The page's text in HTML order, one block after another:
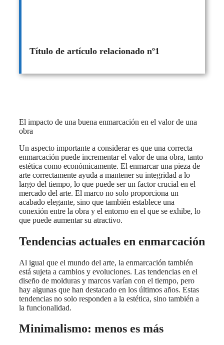
Título de artículo relacionado nº1
El impacto de una buena enmarcación en el valor de una
obra
Un aspecto importante a considerar es que una correcta
enmarcación puede incrementar el valor de una obra, tanto
estética como económicamente. El enmarcar una pieza de
arte correctamente ayuda a mantener su integridad a lo
largo del tiempo, lo que puede ser un factor crucial en el
mercado del arte. El marco no solo proporciona un
acabado elegante, sino que también establece una
conexión entre la obra y el entorno en el que se exhibe, lo
que puede aumentar su atractivo.
Tendencias actuales en enmarcación
Al igual que el mundo del arte, la enmarcación también
está sujeta a cambios y evoluciones. Las tendencias en el
diseño de molduras y marcos varían con el tiempo, pero
hay algunas que han destacado en los últimos años. Estas
tendencias no solo responden a la estética, sino también a
la funcionalidad.
Minimalismo: menos es más